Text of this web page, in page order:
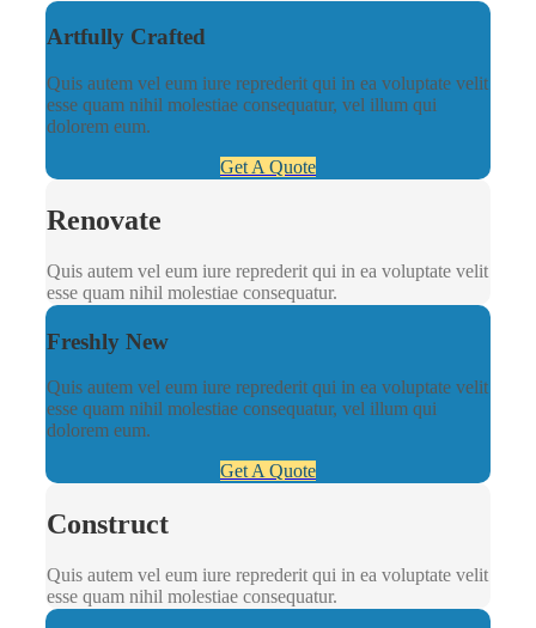
Artfully Crafted
Quis autem vel eum iure reprederit qui in ea voluptate velit
esse quam nihil molestiae consequatur, vel illum qui
dolorem eum.
Get A Quote
Renovate
Quis autem vel eum iure reprederit qui in ea voluptate velit
esse quam nihil molestiae consequatur.
Freshly New
Quis autem vel eum iure reprederit qui in ea voluptate velit
esse quam nihil molestiae consequatur, vel illum qui
dolorem eum.
Get A Quote
Construct
Quis autem vel eum iure reprederit qui in ea voluptate velit
esse quam nihil molestiae consequatur.